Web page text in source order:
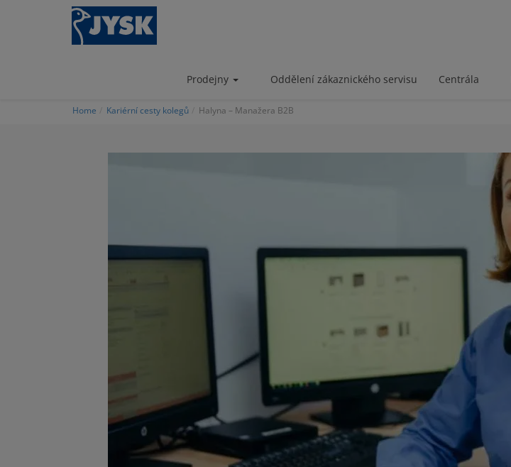
Prodejny Oddělení zákaznického servisu Centrála
Home Kariérní cesty kolegů Halyna – Manažera B2B